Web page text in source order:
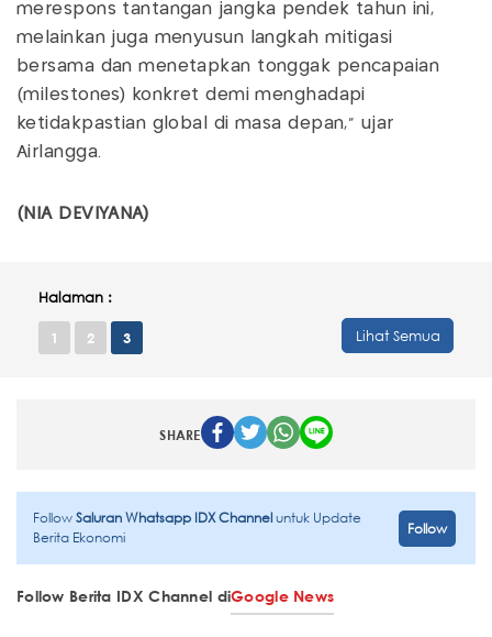
merespons tantangan jangka pendek tahun ini,
melainkan juga menyusun langkah mitigasi
bersama dan menetapkan tonggak pencapaian
(milestones) konkret demi menghadapi
ketidakpastian global di masa depan,” ujar
Airlangga.
(NIA DEVIYANA)
Halaman :
1 2 3 Lihat Semua
SHARE
FollowSaluran Whatsapp IDX Channeluntuk Update
Berita Ekonomi
Follow
Follow Berita IDX Channel diGoogle News